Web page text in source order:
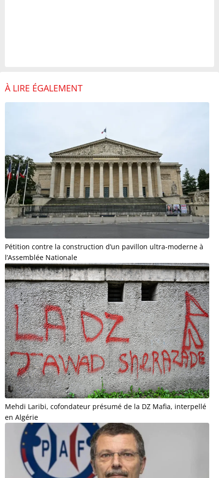
À LIRE ÉGALEMENT
Pétition contre la construction d’un pavillon ultra-moderne à
l’Assemblée Nationale
Mehdi Laribi, cofondateur présumé de la DZ Mafia, interpellé
en Algérie